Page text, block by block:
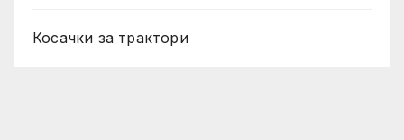
Косачки за трактори